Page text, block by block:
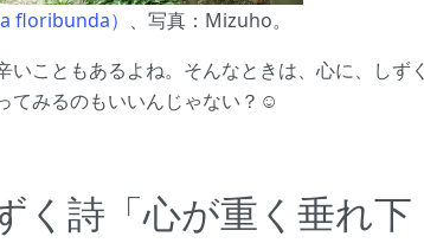
floribunda） 、写真：Mizuho。
いこともあるよね。そんなときは、心に、しずく
てみるのもいいんじゃない？☺
く詩「心が重く垂れ下